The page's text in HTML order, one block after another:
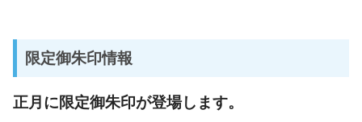
限定御朱印情報
正月に限定御朱印が登場します。